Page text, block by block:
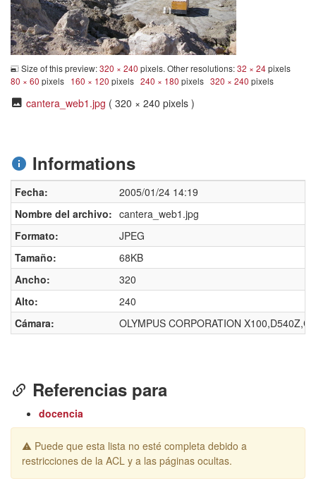
Size of this preview:320 × 240 pixels. Other resolutions:32 × 24pixels
80 × 60 pixels 160 × 120 pixels 240 × 180 pixels 320 × 240 pixels
cantera_web1.jpg ( 320 × 240 pixels )
Informations
Fecha:
2005/01/24 14:19
Nombre del archivo: cantera_web1.jpg
Formato:
JPEG
Tamaño:
68KB
Ancho:
320
Alto:
240
Cámara:
OLYMPUS CORPORATION
Referencias para
docencia
Puede que esta lista no esté completa debido a
restricciones de la ACL y a las páginas ocultas.